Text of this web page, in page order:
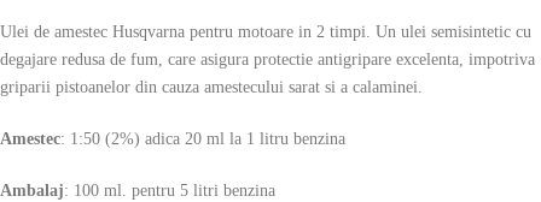
Ulei de amestec Husqvarna pentru motoare in 2 timpi. Un ulei semisintetic cu
degajare redusa de fum, care asigura protectie antigripare excelenta, impotriva
griparii pistoanelor din cauza amestecului sarat si a calaminei.
Amestec: 1:50 (2%) adica 20 ml la 1 litru benzina
Ambalaj: 100 ml. pentru 5 litri benzina